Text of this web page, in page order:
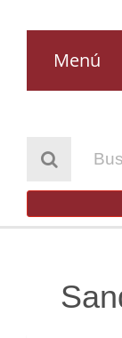
Menú
HOMBRE